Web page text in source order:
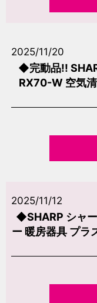
2025/11/20
◆完動品!!
RX70-W 空気
2025/11/12
◆SHARP シャ
ー 暖房器具 プラ